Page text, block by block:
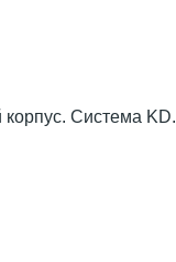
корпус. Система KD.